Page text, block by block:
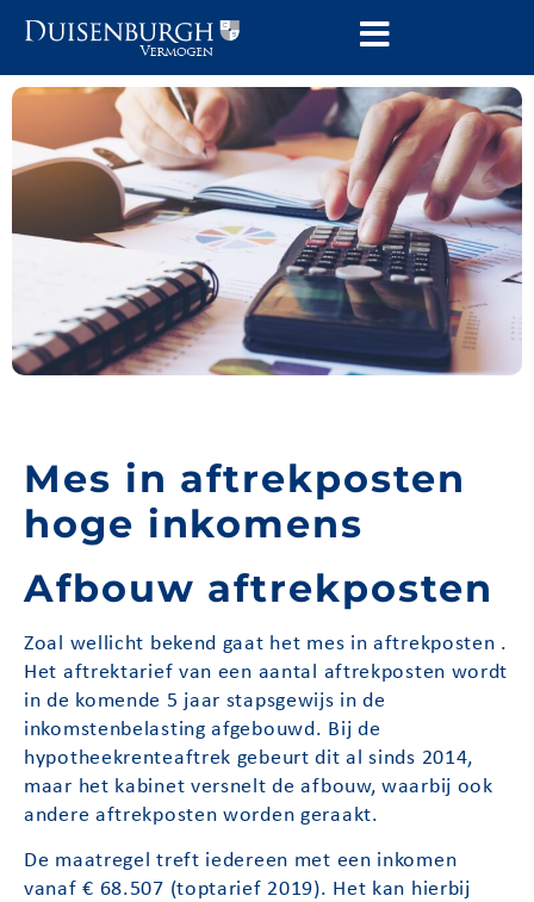
Mes in aftrekposten
hoge inkomens
Afbouw aftrekposten
Zoal wellicht bekend gaat het mes in aftrekposten .
Het aftrektarief van een aantal aftrekposten wordt
in de komende 5 jaar stapsgewijs in de
inkomstenbelasting afgebouwd. Bij de
hypotheekrenteaftrek gebeurt dit al sinds 2014,
maar het kabinet versnelt de afbouw, waarbij ook
andere aftrekposten worden geraakt.
De maatregel treft iedereen met een inkomen
vanaf € 68.507 (toptarief 2019). Het kan hierbij